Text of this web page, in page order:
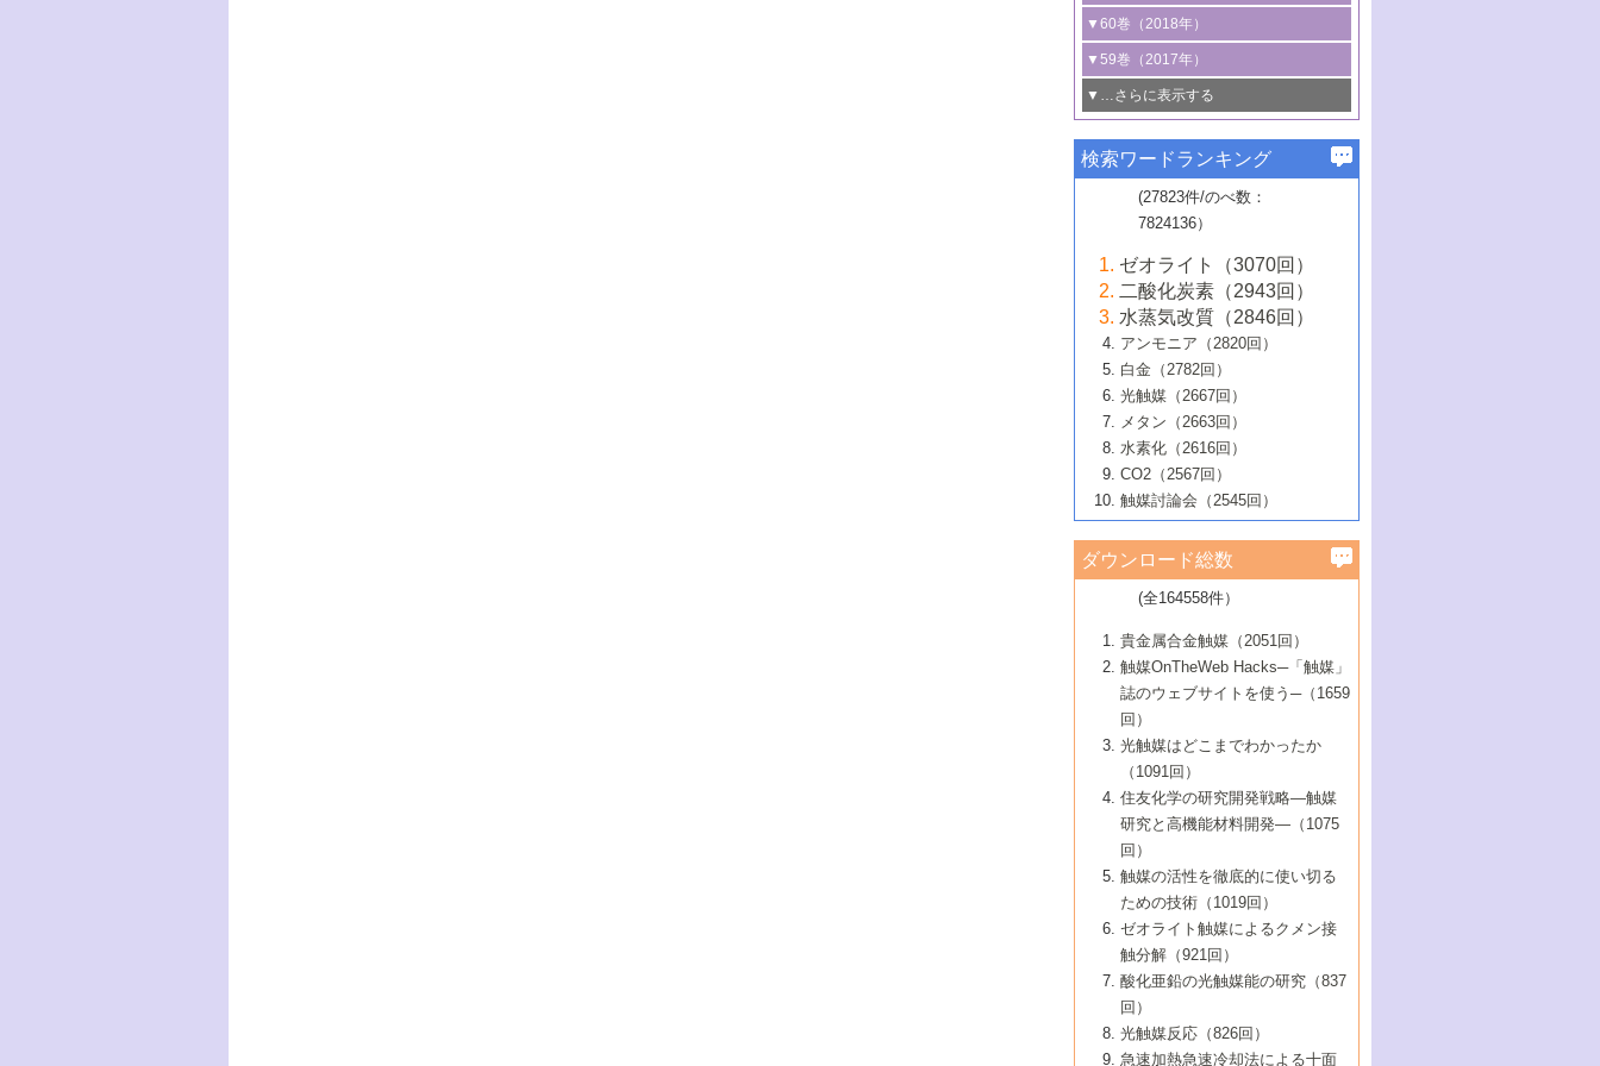
る非貴金属触媒の研究動向
5号 ゼオライトの合成と応用における研
究動向
6号 ヘテロ接合界面
B号 第135回触媒討論会（2025年）
線を利用した触媒解析技術の最先端
5号 単原子触媒
6号 参照触媒委員会からのお知らせ
B号 第133回触媒討論会（2023年）
4号 格子酸素・格子酸素欠陥を利用した
触媒反応
5号 生体触媒によるエネルギー変換反応
6号 窒素とリンの循環のための触媒・機
能性材料
3号 CO の排出削減および有効活用のた
めの触媒技術
4号 若手による情報発信企画～とびたて
若き触媒の研究者たち～（1）
若き触媒の研究者たち～（2）
6号 石油のノーブル・ユースを志向した
触媒技術
大学：オンライン・対面開催）
3号 特殊反応場を利用した触媒的分子変
換反応
4号 多孔質材料を用いた触媒の新展開
5号 情報学的手法を用いた触媒開発
6号 カーボンニュートラルに向けた電解
技術
B号 第127回触媒討論会（2021年・オン
ライン開催(Zoom)のみ）
タリゼーション
2号 機能化学品製造に資するクリーンな
触媒的酸化反応
3号 水処理のための触媒化学
4号 光触媒を用いた水分解の最新の研究
動向
5号 次世代の触媒プロセスを支えるマイ
6号 メタン転換技術の最新動向
B号 第125回触媒討論会（2020年・工学
院大学）
1号 物質移動制御に着目した触媒プロセ
ス開発
2号 CO2 フリー水素サプライチェーンに
関わる触媒開発動向
3号 精密高分子合成に関する最近の研究
動向
4号 バイオマス化成品製造のための触媒
5号 固体触媒による含窒素有機化合物変
換の最前線
6号 貴金属使用量低減に向けた自動車排
ガス浄化触媒の開発
B号 第123回触媒討論会（2019年・大阪
▼60巻（2018年）
1号 固体酸触媒の最新の研究動向
2号 二酸化炭素からの有用化学品合成
3号 ナノ粒子・クラスター触媒の最前線
4号 60周年記念企画
5号 進化するゼオライト合成技術
6号 非貴金属系触媒における電気化学的
B号 第121回触媒討論会（2018年・東京
大学）
▼59巻（2017年）
1号 いたるところに，触媒
最先端技術
3号 無機分離膜材料の開発と触媒反応プ
ロセスへの適用
5号 水素のふるまいを解き明かす最先端
研究
6号 低級アルカンの有効利用のための触
媒技術
B号 第119回触媒討論会（2017年・首都
大学東京）
▼…さらに表示する
1号 ユニークな構造の高分子を生み出す触
2号 リグニンからの化成品製造に向けた触
媒技術
3号 触媒研究の最先端～とびたて若き研究
者たち～（1）
4号 触媒研究の最先端～とびたて若き研究
者たち～（2）
5号 触媒研究の最先端～とびたて若き研究
者たち～（3）
6号 イオニクス材料と燃料電池・電解合成
の最新の研究動向
B号 第117回触媒討論会（2016年・大阪府
立大学）
▼57巻（2015年）
1号 水素キャリアにかかわる触媒技術の新
2号 石油精製用触媒の最近の進展
3号 固体酸化物形燃料電池（SOFC）におけ
るアノード触媒上での燃料直接改質技術
4号 コアシェル構造の制御による触媒機能
5号 工業触媒およびその周辺技術の最近の
進歩
6号 ナノシート
B号 第115回触媒討論会（2015年・成蹊大
▼56巻（2014年）
2号 光触媒反応機構に関する最新の研究動
向
開発動向
4号 人工光合成に向けた近年のアプローチ
5号 未利用熱エネルギーの有効活用に貢献
する触媒技術
6号 ポリオキソメタレート
B号 第113回触媒討論会（2014年・ロワジ
ールホテル豊橋）
1号 高耐久性燃料電池システム用触媒にお
ける新展開
2号 リビングラジカル重合の最近の動向
3号 天然ガスの化学工業的展開に関する触
媒技術
4号 貴金属触媒の精密構造制御とその活用
5号 バイオマス化成品製造のための固体触
6号 ナノ空間─吸着状態解析から新機能開拓
B号 第111回触媒討論会（2013年・関西大
▼54巻（2012年）
1号 規則性多孔体の利用技術における最近
の進歩
2号 第109回触媒討論会
3号 貴金属低減技術の最新動向
4号 貴金属代替技術の最新動向
5号 光触媒による物質変換反応の新展開
6号 グラフェン
7号 水素を利用する化成品合成の新潮流
▼53巻（2011年）
1号 金属学から見る合金触媒の新展開
2号 第107回触媒討論会
3号 触媒のその場観察法の進歩（１）
4号 触媒のその場観察法の進歩（２）
5号 不活性結合の触媒的活性化による有機
合成
6号 新しい固体酸触媒技術
7号 ゼオライト合成における最近の進歩
▼52巻（2010年）
1号 触媒の劣化対策と長寿命触媒開発
2号 第105回触媒討論会
3号 ナノ構造が拓く新機能
4号 活性サイトおよびその環境の精密な設
計による触媒の高機能化
5号 触媒を有効に使うための技術
7号 有機分子触媒による精密有機合成
8号 高機能化ポリオレフィンに向けた重合
触媒の最近の進展
1号 炭素材料－熱い注目を集める材料－
2号 第103回触媒討論会
3号 環境浄化用光触媒の現状と課題
4号 水素社会の実現に向けた水素製造・貯
蔵技術の進歩
5号 CO2が関わる触媒・材料
7号 持続可能社会実現のための触媒および
触媒関連技術
▼50巻（2008年）
1号 触媒化学と学会のこの10年，半世紀，
そして未来
2号 第101回触媒討論会
4号 錯体を利用したユニークな表面構造の
構築と機能
5号 若手会員による触媒研究の未来展望1：
企業編
6号 第102回触媒討論会
7号 触媒・化学反応における計算化学の進
8号 若手研究者による触媒研究の未来展望
2：大学・研究所編
▼49巻（2007年）
1号 含フッ素化合物の合成と触媒
2号 第99回触媒討論会
3号 実用的ファインケミカル合成プロセス
を実現する触媒
5号 こんな物質，あんな物質―新たな触媒
の可能性―
7号 『結晶の化学』を活かした触媒研究
8号 イオン液体の応用
▼48巻（2006年）
1号 固体酸触媒の最近の進歩
2号 第97回触媒討論会
3号 リビング重合触媒の最近の展開
5号 水素製造・貯蔵のための触媒技術の新
しい展開
6号 第98回触媒討論会
7号 基礎化学品製造の触媒技術
8号 多機能型リアクター
1号 最近の触媒担体とその効果
2号 第95回触媒討論会
4号 水分解用光触媒材料
5号 時間分解分光の進歩と応用
6号 第96回触媒討論会
8号 超臨界流体を用いた化学プロセスの新
▼46巻（2004年）
1号 部分酸化反応触媒の最前線
2号 第93回触媒討論会
3号 特殊エネルギー場の触媒反応
4号 生体内における金属の触媒作用
5号 ファインケミカルズの展開に寄与する
6号 第94回触媒討論会
7号 サブナノレベルでみた新しい表面現象
8号 オレフィン重合触媒の新たな展
▼45巻（2003年）
1号 なぜこの触媒が良いのか？
2号 第91回触媒討論会
3号 最近の自動車排ガス処理技術
4号 触媒研究の現状と将来─第90回触媒討論
5号 基礎化学品製造の触媒技術
6号 第92回触媒討論会
7号 基礎化学品製造の触媒技術
8号 資源の循環と触媒技術
▼44巻（2002年）
1号 高次制御された触媒の化学
2号 第89回触媒討論会
3号 触媒を利用した電気化学の新展開
4号 ナノ材料の調製と機能化
5号 こんな触媒が欲しい
6号 第90回触媒討論会
7号 触媒研究と学術雑誌/情報
8号 若い世代からみた触媒化学の現状と未
▼43巻（2001年）
1号 グリーンケミストリーと触媒
2号 第87回触媒討論会特集号
3号 生体触媒とバイオプロセス
4号 水素製造・利用の触媒化学
5号 触媒研究における新しい切り口：コン
ビナトリアルケミストリー
6号 第88回触媒討論会特集号
7号 企業における触媒研究のブレークスル
8号 この材料を触媒として使ってみません
▼42巻（2000年）
1号 触媒反応工学の明日を拓く
2号 第85回触媒討論会
3号 反応ダイナミクス
5号 触媒のおもしろさをどのように伝える
6号 第86回触媒討論会
7号 水素化精製触媒の新しい展開
8号 新しい反応性と機能性を目指した金属
クラスタ-化学
▼41巻（1999年）
1号 孔、穴、あな?-特異な空間とその利用-
2号 第83回触媒討論会
3号 均一系触媒反応最前線
4号 実用炭素材料の新展開
5号 研究の方法論を考える
7号 機能性金属材料と触媒
8号 触媒研究へのNMRの応用と展望
▼40巻（1998年）
進展と21世紀への提言/創立40周年記念・触
媒学会この10年の歩みとこれから/創立40周
2号 第81回触媒討論会
3号 計算機触媒化学へのさそい
4号 触媒劣化の制御と予測
5号 最新の実用プロセスと触媒
6号 第82回触媒討論会
1号 均一系と不均一系触媒反応-その特徴と
接点
2号 第79回触媒討論会
3号 最新NO除去触媒の実用化研究
4号 新しい反応場を目指した触媒調製
5号 反応・分離技術の新しい展開
6号 第80回触媒討論会
▼38巻（1996年）
1号 触媒の構造と触媒作用/C1化学を中心と
する21世紀への触媒
3号 オリンピックメダル:金・銀・銅はどん
な触媒作用を示すか
4号 触媒作用における機能の複合化
▼37巻（1995年）
1号 ファインケミカルズと固体触媒
2号 第75回触媒討論会
3号 希土類を利用した触媒
4号 触媒とリサイクル
5号 エネルギー変換触媒
▼36巻（1994年）
1号 電気化学と触媒
2号 第73回触媒討論会
3号 C4化学の展開
4号 《通常号》
▼35巻（1993年）
1号 工業触媒開発マニュアル―探索から工
業化まで
2号 第71回触媒討論会
▼34巻（1992年）
1号 インパクトを与えたこの研究
2号 第69回触媒討論会
▼33巻（1991年）
1号 触媒プロセス開発マニュアル―探索か
▼32巻（1990年）
検索ワードランキング
(27823件/のべ数：
7824136）
ゼオライト（3070回）
二酸化炭素（2943回）
水蒸気改質（2846回）
アンモニア（2820回）
白金（2782回）
光触媒（2667回）
メタン（2663回）
水素化（2616回）
CO2（2567回）
触媒討論会（2545回）
ダウンロード総数
(全164558件）
貴金属合金触媒（2051回）
触媒OnTheWeb Hacks─「触媒」
誌のウェブサイトを使う─（1659
回）
光触媒はどこまでわかったか
（1091回）
住友化学の研究開発戦略―触媒
研究と高機能材料開発―（1075
回）
触媒の活性を徹底的に使い切る
ための技術（1019回）
ゼオライト触媒によるクメン接
触分解（921回）
酸化亜鉛の光触媒能の研究（837
回）
光触媒反応（826回）
急速加熱急速冷却法による十面